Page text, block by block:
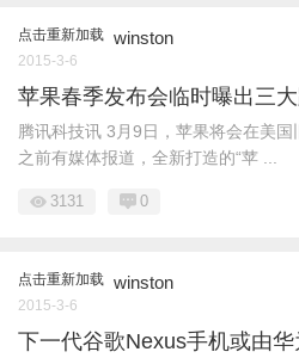
点击重新加载 winston
2015-3-6
苹果春季发布会临时曝出三
腾讯科技讯 3月9日，苹果将会在美国
之前有媒体报道，全新打造的“苹 ...
3131 0
点击重新加载 winston
2015-3-6
下一代谷歌Nexus手机或由华